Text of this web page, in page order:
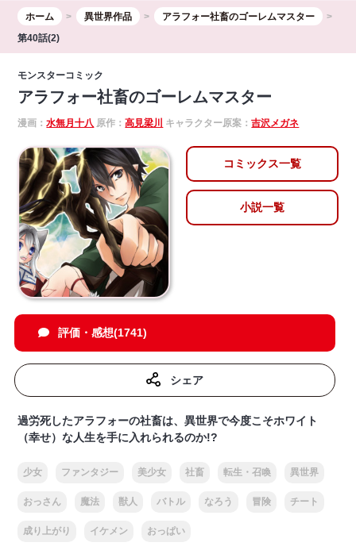
ホーム 異世界作品
アラフォー社畜のゴーレムマスター
第40話(2)
モンスターコミック
アラフォー社畜のゴーレムマスター
漫画：水無月十八 原作：高見梁川 キャラクター原案：吉沢メガネ
コミックス一覧
小説一覧
評価・感想(1741)
シェア
過労死したアラフォーの社畜は、異世界で今度こそホワイト
（幸せ）な人生を手に入れられるのか!?
少女 ファンタジー 美少女 社畜 転生・召喚 異世界
おっさん 魔法 獣人 バトル なろう 冒険 チート
成り上がり イケメン おっぱい